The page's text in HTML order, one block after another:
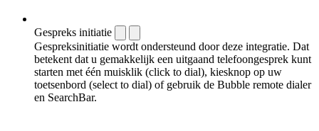
Gespreks initiatie
Gespreksinitiatie wordt ondersteund door deze integratie. Dat
betekent dat u gemakkelijk een uitgaand telefoongesprek kunt
starten met één muisklik (click to dial), kiesknop op uw
toetsenbord (select to dial) of gebruik de Bubble remote dialer
en SearchBar.